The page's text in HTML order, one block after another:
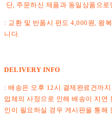
단, 주문하신 제품과 동일상품으로
: 교환 및 반품시 편도 4,000원, 왕
니다.
DELIVERY INFO
: 배송은 오후 12시 결제완료건까
업체의 사정으로 인해 배송이 지연
인이 필요하실 경우 게시판을 통해